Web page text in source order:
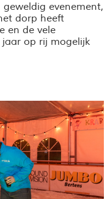
evenement,
dorp heeft
en de vele
op rij mogelijk